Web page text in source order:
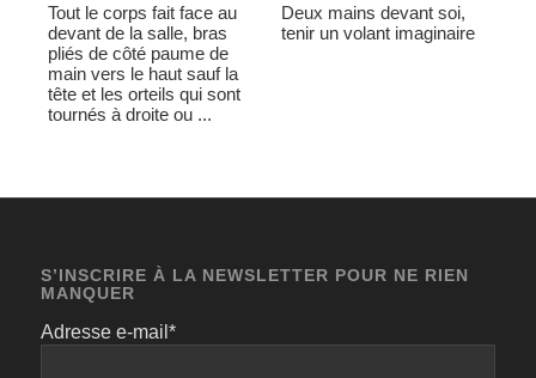
Tout le corps fait face au
devant de la salle, bras
pliés de côté paume de
main vers le haut sauf la
tête et les orteils qui sont
tournés à droite ou ...
Deux mains devant soi,
tenir un volant imaginaire
S’INSCRIRE À LA NEWSLETTER POUR NE RIEN
MANQUER
Adresse e-mail*